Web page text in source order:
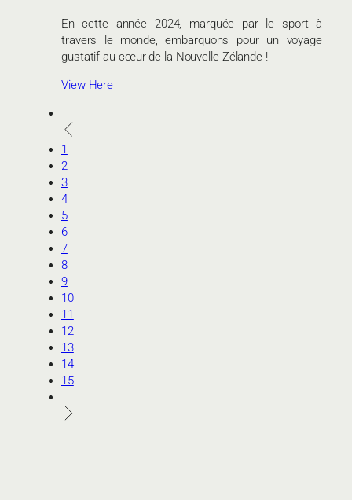
En cette année 2024, marquée par le sport à
travers le monde, embarquons pour un voyage
gustatif au cœur de la Nouvelle-Zélande !
View Here
1
2
3
4
5
6
7
8
9
10
11
12
13
14
15